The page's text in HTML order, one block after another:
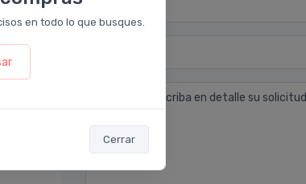
en todo lo que busques.
Cerrar
la
Por favor describa en detalle su solicitud